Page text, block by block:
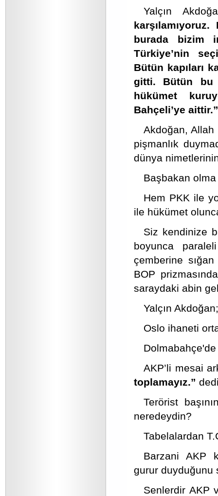
Yalçın
burada bizim
Türkiye’nin
Bütün kapıları
gitti. Bütün bu
hükümet
Bahçeli’ye aittir.”
Akdoğan, Allah
pişmanlık
dünya
Başbakan
Hem PKK ile
ile hükümet
Siz kendinize
boyunca
çemberine
BOP
saraydaki abin
Yalçın
Oslo ihaneti
Dolmabahçe'de
AKP’li mesai
toplamayız.”
Terörist
neredeydin?
Tabelalardan
Barzani AKP
gurur duyduğunu
Senlerdir AKP